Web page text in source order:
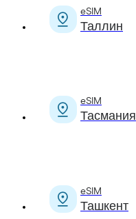
eSIM
Таллин
eSIM
Тасмания
eSIM
Ташкент